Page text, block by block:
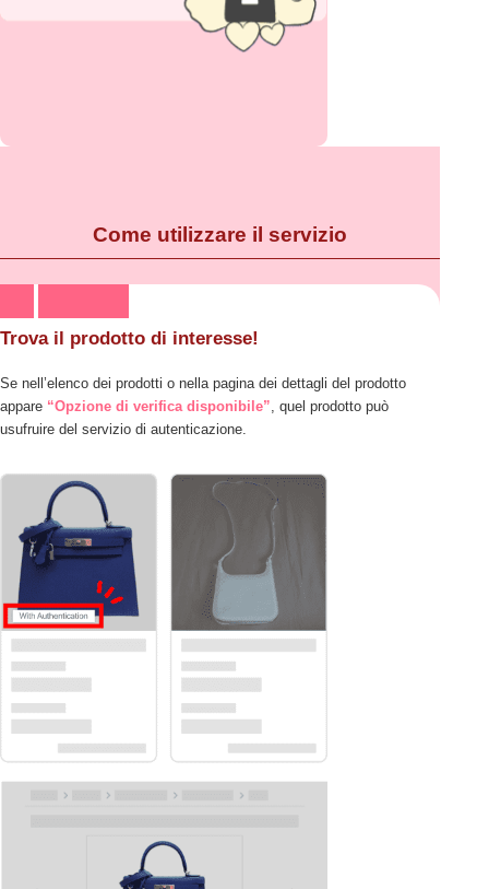
Come utilizzare il servizio
Trova il prodotto di interesse!
Se nell’elenco dei prodotti o nella pagina dei dettagli del prodotto
appare “Opzione di verifica disponibile”, quel prodotto può
usufruire del servizio di autenticazione.